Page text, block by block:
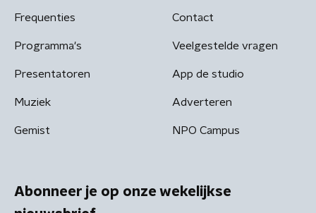
Frequenties
Programma's
Presentatoren
Muziek
Gemist
Contact
Veelgestelde vragen
App de studio
Adverteren
NPO Campus
Abonneer je op onze wekelijkse